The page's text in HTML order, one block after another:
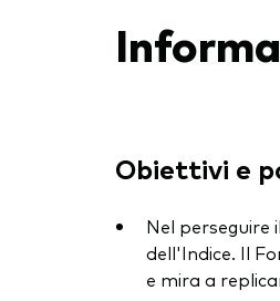
Obiettivi e
Nel perseguire
dell'Indice. Il
e mira a